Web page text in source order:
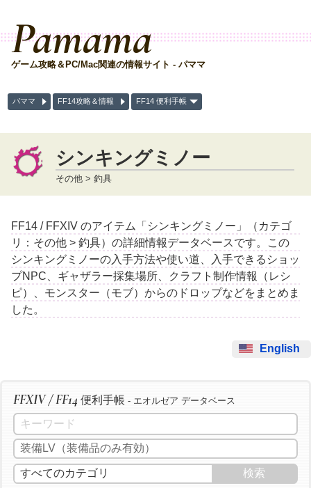
Pamama
ゲーム攻略＆PC/Mac関連の情報サイト - パママ
パママ FF14攻略＆情報 FF14 便利手帳
シンキングミノー
その他 > 釣具
FF14 / FFXIV のアイテム「シンキングミノー」（カテゴ
リ：その他 > 釣具）の詳細情報データベースです。この
シンキングミノーの入手方法や使い道、入手できるショッ
プNPC、ギャザラー採集場所、クラフト制作情報（レシ
ピ）、モンスター（モブ）からのドロップなどをまとめま
した。
English
FFXIV / FF14 便利手帳 - エオルゼア データベース